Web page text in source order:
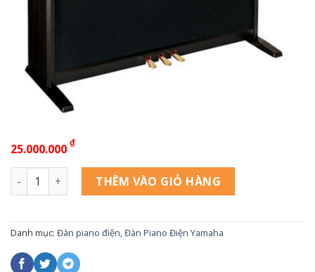
25.000.000 ₫
YAMAHA CVP 206 số lượngTHÊM VÀO GIỎ HÀNG
Danh mục: Đàn piano điện,Đàn Piano Điện Yamaha